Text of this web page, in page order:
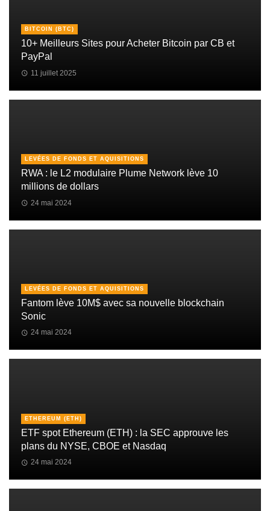
BITCOIN (BTC)
10+ Meilleurs Sites pour Acheter Bitcoin par CB et
PayPal
11 juillet 2025
LEVÉES DE FONDS ET AQUISITIONS
RWA : le L2 modulaire Plume Network lève 10
millions de dollars
24 mai 2024
LEVÉES DE FONDS ET AQUISITIONS
Fantom lève 10M$ avec sa nouvelle blockchain
Sonic
24 mai 2024
ETHEREUM (ETH)
ETF spot Ethereum (ETH) : la SEC approuve les
plans du NYSE, CBOE et Nasdaq
24 mai 2024